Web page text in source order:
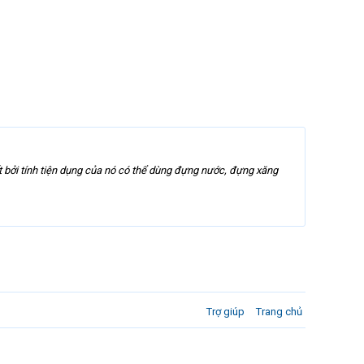
tính tiện dụng của nó có thể dùng đựng nước, đựng xăng
Trợ giúp Trang chủ